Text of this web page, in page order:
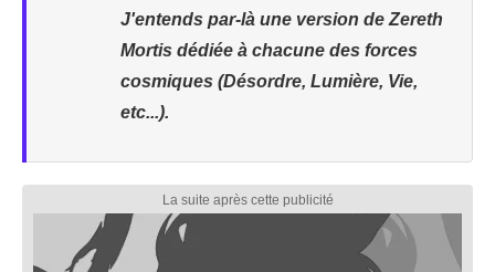
J'entends par-là une version de Zereth
Mortis dédiée à chacune des forces
cosmiques (Désordre, Lumière, Vie,
etc...).